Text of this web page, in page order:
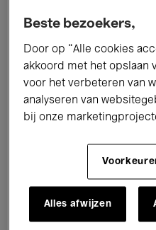
Performances
Jazz Klassieke
Voor iedereen
Onderwijs
Beste bezoekers,
Door op “Alle cookies
akkoord met het opslaan
voor het verbeteren van
analyseren van
bij onze
Alles afwijzen